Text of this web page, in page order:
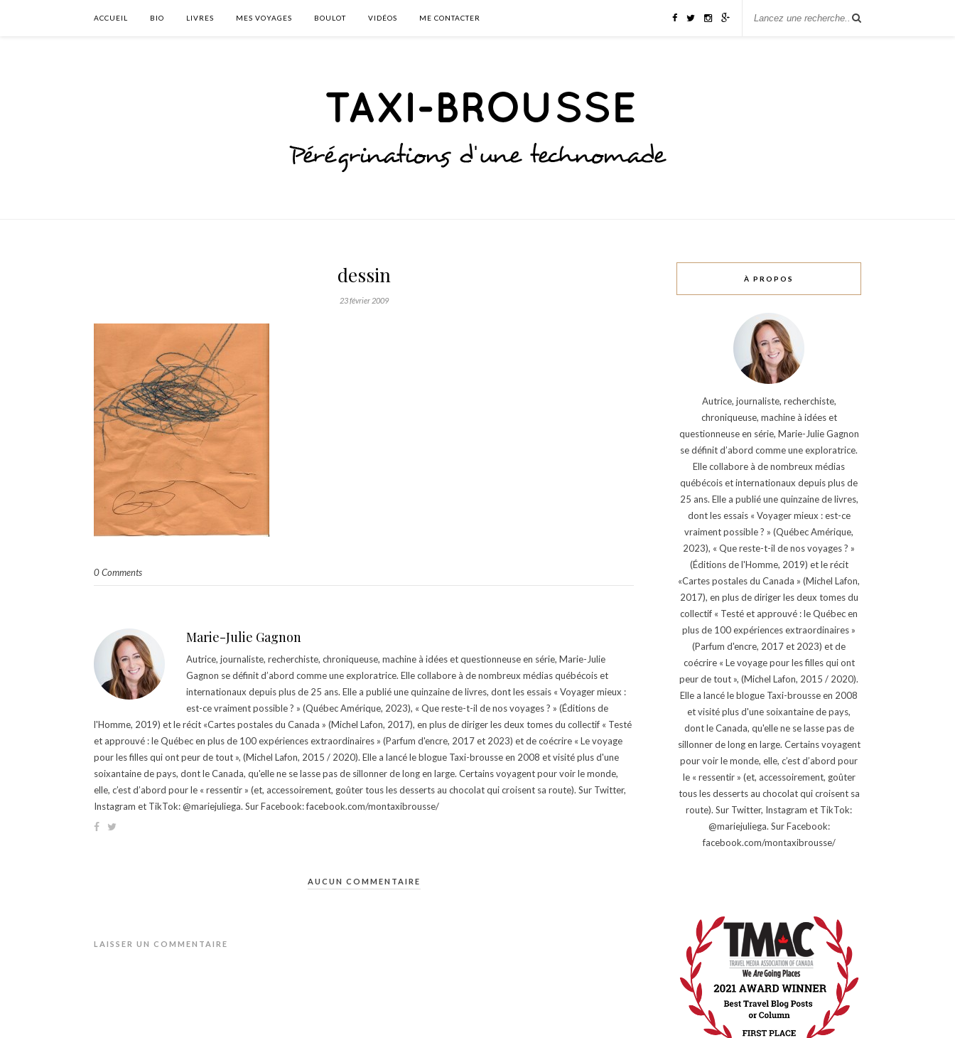
ACCUEIL BIO LIVRES MES VOYAGES BOULOT VIDÉOS ME CONTACTER
dessin
23 février 2009
0 Comments
Marie-Julie Gagnon
Autrice, journaliste, recherchiste, chroniqueuse, machine à idées et questionneuse en série, Marie-Julie
Gagnon se définit d’abord comme une exploratrice. Elle collabore à de nombreux médias québécois et
internationaux depuis plus de 25 ans. Elle a publié une quinzaine de livres, dont les essais « Voyager mieux :
est-ce vraiment possible ? » (Québec Amérique, 2023), « Que reste-t-il de nos voyages ? » (Éditions de
l'Homme, 2019) et le récit «Cartes postales du Canada » (Michel Lafon, 2017), en plus de diriger les deux tomes du collectif « Testé
et approuvé : le Québec en plus de 100 expériences extraordinaires » (Parfum d'encre, 2017 et 2023) et de coécrire « Le voyage
pour les filles qui ont peur de tout », (Michel Lafon, 2015 / 2020). Elle a lancé le blogue Taxi-brousse en 2008 et visité plus d'une
soixantaine de pays, dont le Canada, qu'elle ne se lasse pas de sillonner de long en large. Certains voyagent pour voir le monde,
elle, c’est d’abord pour le « ressentir » (et, accessoirement, goûter tous les desserts au chocolat qui croisent sa route). Sur Twitter,
Instagram et TikTok: @mariejuliega. Sur Facebook: facebook.com/montaxibrousse/
AUCUN COMMENTAIRE
LAISSER UN COMMENTAIRE
À PROPOS
Autrice, journaliste, recherchiste,
chroniqueuse, machine à idées et
questionneuse en série, Marie-Julie Gagnon
se définit d’abord comme une exploratrice.
Elle collabore à de nombreux médias
québécois et internationaux depuis plus de
25 ans. Elle a publié une quinzaine de livres,
dont les essais « Voyager mieux : est-ce
vraiment possible ? » (Québec Amérique,
2023), « Que reste-t-il de nos voyages ? »
(Éditions de l'Homme, 2019) et le récit
«Cartes postales du Canada » (Michel Lafon,
2017), en plus de diriger les deux tomes du
collectif « Testé et approuvé : le Québec en
plus de 100 expériences extraordinaires »
(Parfum d'encre, 2017 et 2023) et de
coécrire « Le voyage pour les filles qui ont
peur de tout », (Michel Lafon, 2015 / 2020).
Elle a lancé le blogue Taxi-brousse en 2008
et visité plus d'une soixantaine de pays,
dont le Canada, qu'elle ne se lasse pas de
sillonner de long en large. Certains voyagent
pour voir le monde, elle, c’est d’abord pour
le « ressentir » (et, accessoirement, goûter
tous les desserts au chocolat qui croisent sa
route). Sur Twitter, Instagram et TikTok:
@mariejuliega. Sur Facebook:
facebook.com/montaxibrousse/